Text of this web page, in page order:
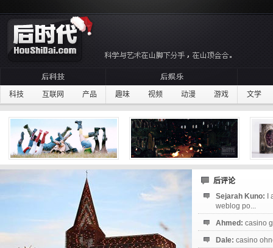
科技 互联网 产品 趣味 视频 动漫 游戏 文学
后评论
Sejarah Kuno:
weblog po...
Ahmed: casino
Dale: casino